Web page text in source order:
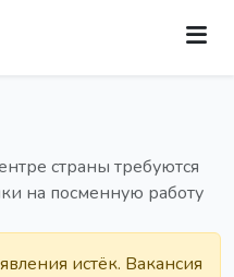
страны требуются
на посменную работу
истёк. Вакансия